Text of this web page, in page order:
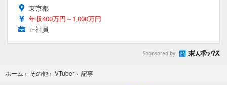
東京都
年収400万円～1,000万円
正社員
Sponsored by
ホーム › その他 › VTuber › 記事